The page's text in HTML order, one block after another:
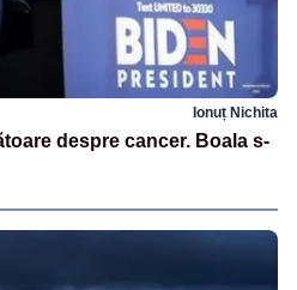
Ionuț Nichita
despre cancer. Boala s-